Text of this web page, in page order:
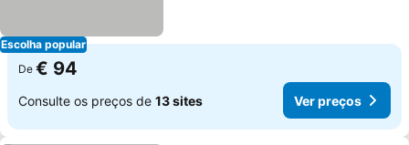
Escolha popular
De € 94
Consulte os preços de 13 sites Ver preços